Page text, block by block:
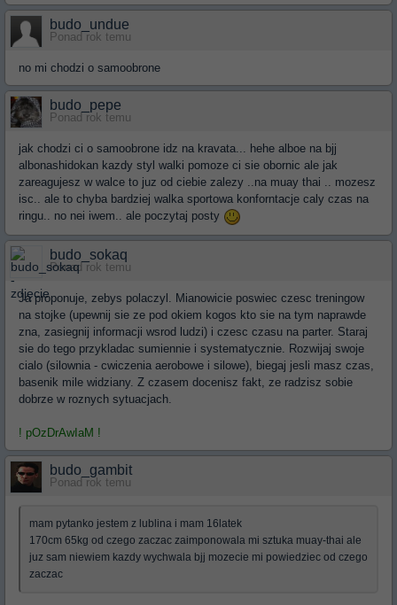
budo_undue
Ponad rok temu
no mi chodzi o samoobrone
budo_pepe
Ponad rok temu
jak chodzi ci o samoobrone idz na kravata... hehe alboe na bjj
albonashidokan kazdy styl walki pomoze ci sie obornic ale jak
zareagujesz w walce to juz od ciebie zalezy ..na muay thai .. mozesz
isc.. ale to chyba bardziej walka sportowa konforntacje caly czas na
ringu.. no nei iwem.. ale poczytaj posty
budo_sokaq
Ponad rok temu
Ja proponuje, zebys polaczyl. Mianowicie poswiec czesc treningow
na stojke (upewnij sie ze pod okiem kogos kto sie na tym naprawde
zna, zasiegnij informacji wsrod ludzi) i czesc czasu na parter. Staraj
sie do tego przykladac sumiennie i systematycznie. Rozwijaj swoje
cialo (silownia - cwiczenia aerobowe i silowe), biegaj jesli masz czas,
basenik mile widziany. Z czasem docenisz fakt, ze radzisz sobie
dobrze w roznych sytuacjach.
! pOzDrAwIaM !
budo_gambit
Ponad rok temu
mam pytanko jestem z lublina i mam 16latek
170cm 65kg od czego zaczac zaimponowala mi sztuka muay-thai ale
juz sam niewiem kazdy wychwala bjj mozecie mi powiedziec od czego
zaczac